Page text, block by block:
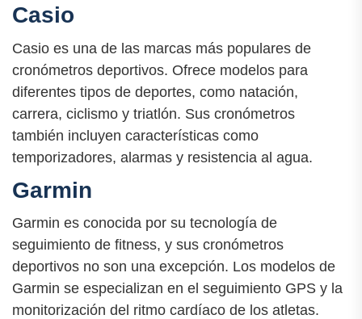
Casio
Casio es una de las marcas más populares de
cronómetros deportivos. Ofrece modelos para
diferentes tipos de deportes, como natación,
carrera, ciclismo y triatlón. Sus cronómetros
también incluyen características como
temporizadores, alarmas y resistencia al agua.
Garmin
Garmin es conocida por su tecnología de
seguimiento de fitness, y sus cronómetros
deportivos no son una excepción. Los modelos de
Garmin se especializan en el seguimiento GPS y la
monitorización del ritmo cardíaco de los atletas.